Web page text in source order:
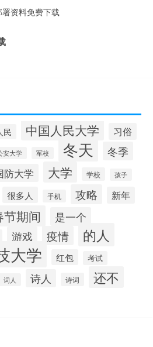
民 中国人民大学 习俗
安大学 军校 冬天 冬季
防大学 大学 学校 孩子
很多人 手机 攻略 新年
节期间 是一个
游戏 疫情 的人
大学 红包 考试
词人 诗人 诗词 还不